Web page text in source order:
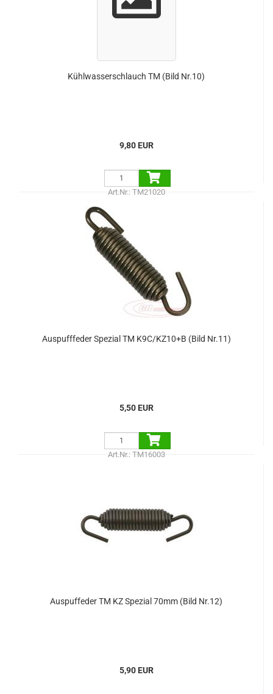
Kühlwasserschlauch TM (Bild Nr.10)
9,80 EUR
Art.Nr.: TM21020
Auspufffeder Spezial TM K9C/KZ10+B (Bild Nr.11)
5,50 EUR
Art.Nr.: TM16003
Auspuffeder TM KZ Spezial 70mm (Bild Nr.12)
5,90 EUR